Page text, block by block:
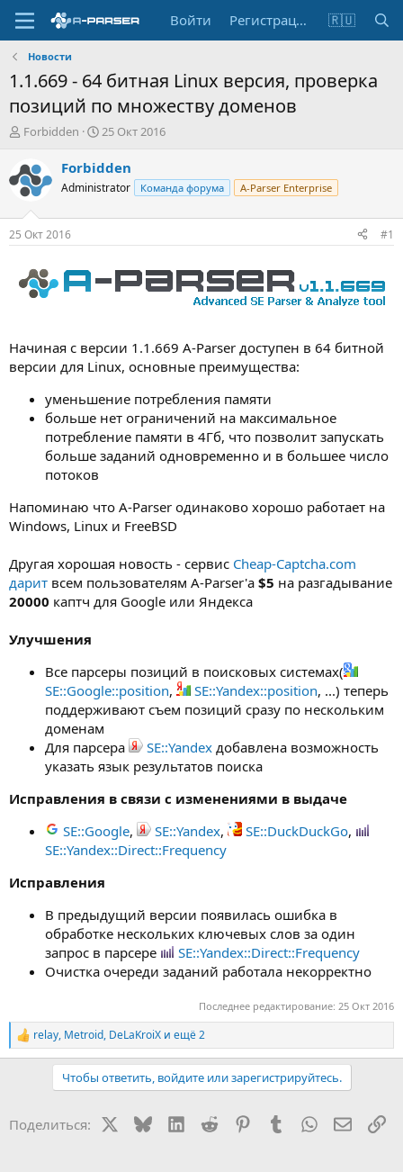
Войти Регистрация 🇷🇺
Новости
1.1.669 - 64 битная Linux версия, проверка
позиций по множеству доменов
А
т
о
р
т
е
м
Forbidden
Д
т
н
а
а
25 Окт 2016
Forbidden
Administrator Команда форума A-Parser Enterprise
25 Окт 2016 #1
Начиная с версии 1.1.669 A-Parser доступен в 64 битной
версии для Linux, основные преимущества:
уменьшение потребления памяти
больше нет ограничений на максимальное
потребление памяти в 4Гб, что позволит запускать
больше заданий одновременно и в большее число
потоков
Напоминаю что A-Parser одинаково хорошо работает на
Windows, Linux и FreeBSD
Другая хорошая новость - сервис Cheap-Captcha.com
дарит всем пользователям A-Parser'а $5 на разгадывание
20000 каптч для Google или Яндекса
Улучшения
Все парсеры позиций в поисковых системах(
SE::Google::position, SE::Yandex::position, ...) теперь
поддерживают съем позиций сразу по нескольким
доменам
Для парсера
SE::Yandex добавлена возможность
указать язык результатов поиска
Исправления в связи с изменениями в выдаче
SE::Google, SE::Yandex, SE::DuckDuckGo,
SE::Yandex::Direct::Frequency
Исправления
В предыдущий версии появилась ошибка в
обработке нескольких ключевых слов за один
запрос в парсере
SE::Yandex::Direct::Frequency
Очистка очереди заданий работала некорректно
Последнее редактирование: 25 Окт 2016
Р
е
и
relay, Metroid, DeLaKroiX и ещё 2
Чтобы ответить, войдите или зарегистрируйтесь.
Поделиться: BlueskyLinkedIn
Reddit PinterestTumblr WhatsApp